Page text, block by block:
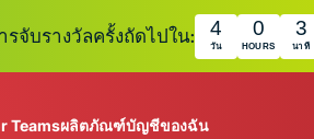
รจับรางวัลครั้งถัดไปใน: 4
วัน
0
HOURS
3
นาที
Teamsผลิตภัณฑ์บัญชีของฉัน